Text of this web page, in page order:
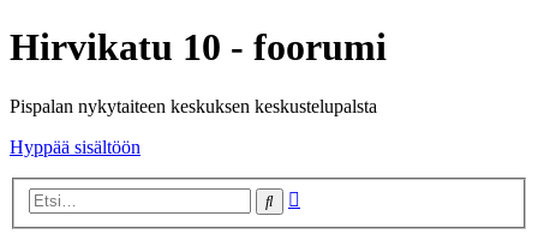
Hirvikatu 10 - foorumi
Pispalan nykytaiteen keskuksen keskustelupalsta
Hyppää sisältöön
Etsi